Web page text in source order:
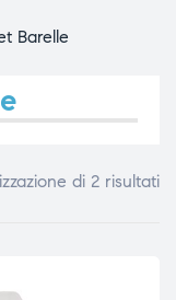
Barelle
di 2 risultati